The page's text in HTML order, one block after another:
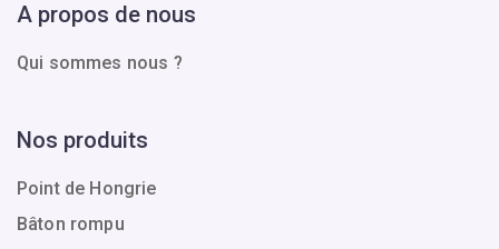
A propos de nous
Qui sommes nous ?
Nos produits
Point de Hongrie
Bâton rompu